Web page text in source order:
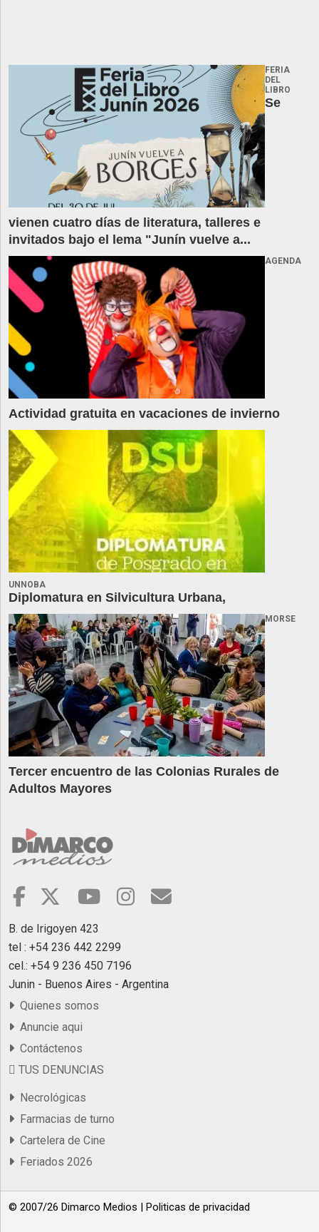
FERIA
DEL
LIBRO
Se
vienen cuatro días de literatura, talleres e
invitados bajo el lema "Junín vuelve a...
AGENDA
Actividad gratuita en vacaciones de invierno
UNNOBA
Diplomatura en Silvicultura Urbana,
MORSE
Tercer encuentro de las Colonias Rurales de
Adultos Mayores
B. de Irigoyen 423
tel : +54 236 442 2299
cel.: +54 9 236 450 7196
Junin - Buenos Aires - Argentina
Quienes somos
Anuncie aqui
Contáctenos
TUS DENUNCIAS
Necrológicas
Farmacias de turno
Cartelera de Cine
Feriados 2026
© 2007/26 Dimarco Medios | Politicas de privacidad